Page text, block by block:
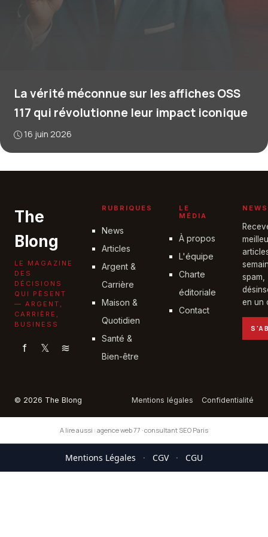
La vérité méconnue sur les affiches OSS
117 qui révolutionne leur impact iconique
16 juin 2026
The
Blong
LE MAGAZINE
DES
DÉCISIONS
QUI PÈSENT
— ARGENT,
CARRIÈRE,
BUSINESS
f 𝕏 ≋
RUBRIQUES
News
Articles
Argent &
Carrière
Maison &
Quotidien
Santé &
Bien-être
LE
MÉDIA
À propos
L'équipe
Charte
éditoriale
Contact
spam,
en un
© 2026 The Blong Mentions légales Confidentialité
A lire aussi : agence web 77 ·consultant SEO Paris
Mentions Légales · CGV · CGU